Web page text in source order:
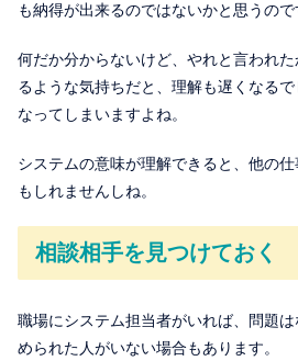
も納得が出来るのではないかと思うので
何だか分からないけど、やれと言われ
るような気持ちだと、理解も遅くなる
なってしまいますよね。
システムの意味が理解できると、他の
もしれませんしね。
相談相手を見つけておく
職場にシステム担当者がいれば、問題
められた人がいない場合もあります。